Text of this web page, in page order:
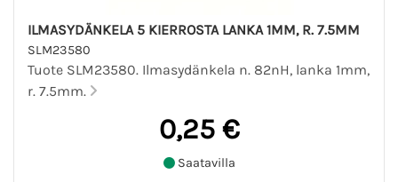
ILMASYDÄNKELA 5 KIERROSTA LANKA 1MM, R. 7.5MM
SLM23580
Tuote SLM23580. Ilmasydänkela n. 82nH, lanka 1mm,
r. 7.5mm.
0,25 €
Saatavilla